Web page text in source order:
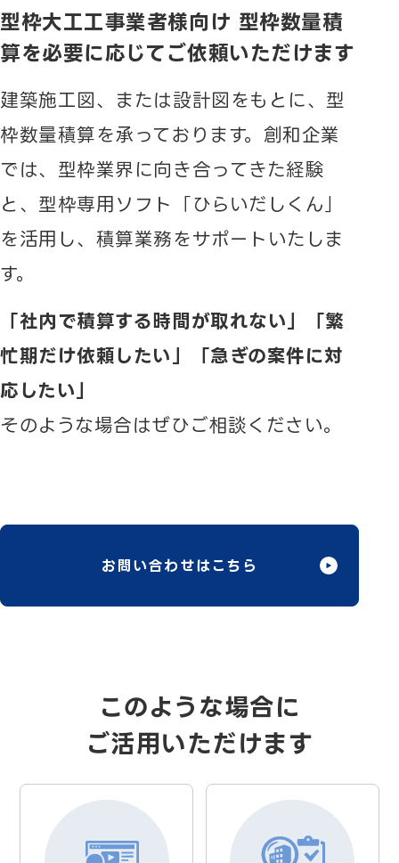
型枠大工工事業者様向け 型枠数量積
算を必要に応じてご依頼いただけます
建築施工図、または設計図をもとに、型
枠数量積算を承っております。創和企業
では、型枠業界に向き合ってきた経験
と、型枠専用ソフト「ひらいだしくん」
を活用し、積算業務をサポートいたしま
す。
「社内で積算する時間が取れない」「繁
忙期だけ依頼したい」「急ぎの案件に対
応したい」
そのような場合はぜひご相談ください。
お問い合わせはこちら
このような場合に
ご活用いただけます